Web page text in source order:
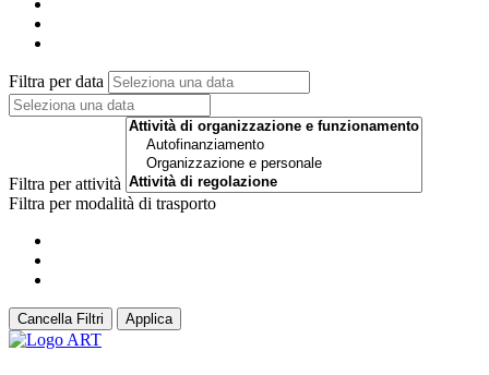
Filtra per data
Filtra per attività
Filtra per modalità di trasporto
Cancella Filtri Applica